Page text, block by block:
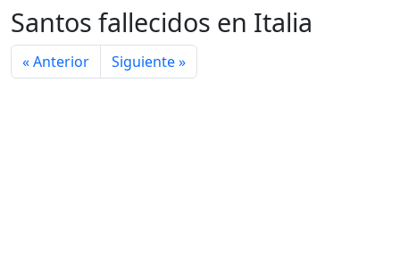
Santos fallecidos en Italia
« Anterior Siguiente »